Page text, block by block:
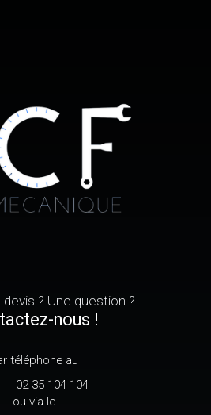
? Une question ?
nous !
téléphone au
02 35 104 104
ou via le